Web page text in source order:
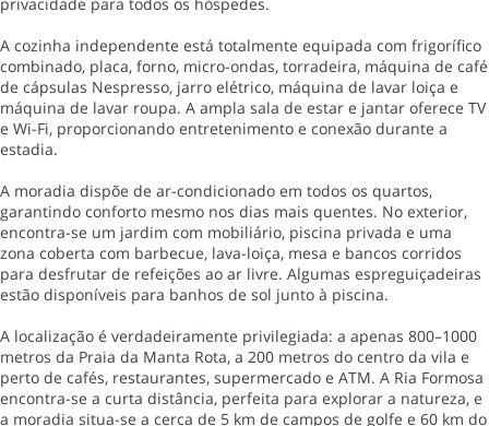
A cozinha independente está totalmente equipada com frigorífico
combinado, placa, forno, micro-ondas, torradeira, máquina de café
de cápsulas Nespresso, jarro elétrico, máquina de lavar loiça e
máquina de lavar roupa. A ampla sala de estar e jantar oferece TV
e Wi-Fi, proporcionando entretenimento e conexão durante a
estadia.
A moradia dispõe de ar-condicionado em todos os quartos,
garantindo conforto mesmo nos dias mais quentes. No exterior,
encontra-se um jardim com mobiliário, piscina privada e uma
zona coberta com barbecue, lava-loiça, mesa e bancos corridos
para desfrutar de refeições ao ar livre. Algumas espreguiçadeiras
estão disponíveis para banhos de sol junto à piscina.
A localização é verdadeiramente privilegiada: a apenas 800–1000
metros da Praia da Manta Rota, a 200 metros do centro da vila e
perto de cafés, restaurantes, supermercado e ATM. A Ria Formosa
encontra-se a curta distância, perfeita para explorar a natureza, e
a moradia situa-se a cerca de 5 km de campos de golfe e 60 km do